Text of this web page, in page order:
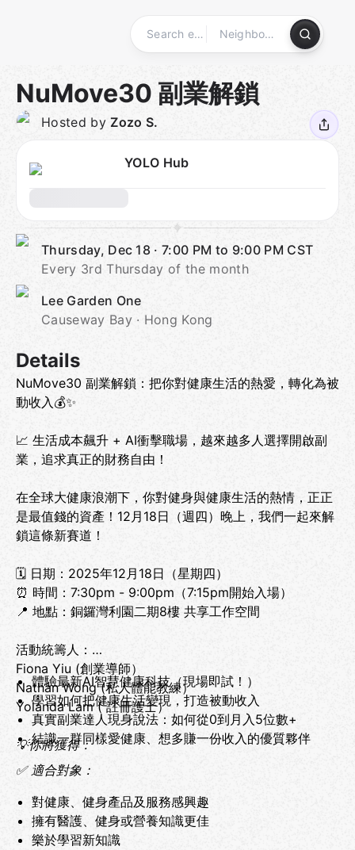
NuMove30 副業解鎖
Hosted byZozo S.
YOLO Hub
Thursday, Dec 18 ·7:00 PM to 9:00 PM CST
Every 3rd Thursday of the month
Lee Garden One
Causeway Bay · Hong Kong
Details
NuMove30 副業解鎖：把你對健康生活的熱愛，轉化為被
動收入💰✨
📈 生活成本飆升 + AI衝擊職場，越來越多人選擇開啟副
業，追求真正的財務自由！
在全球大健康浪潮下，你對健身與健康生活的熱情，正正
是最值錢的資產！12月18日（週四）晚上，我們一起來解
鎖這條新賽道！
🗓 日期：2025年12月18日（星期四）
⏰ 時間：7:30pm - 9:00pm（7:15pm開始入場）
📍 地點：銅鑼灣利園二期8樓 共享工作空間
活動統籌人：
Fiona Yiu (創業導師）
Nathan Wong (私人體能教練）
Yolanda Lam ( 註冊護士）
💡你將獲得：
體驗最新AI智慧健康科技（現場即試！）
⁠學習如何把健康生活變現，打造被動收入
⁠真實副業達人現身說法：如何從0到月入5位數+
⁠結識一群同樣愛健康、想多賺一份收入的優質夥伴
✅ 適合對象：
對健康、健身產品及服務感興趣
擁有醫護、健身或營養知識更佳
樂於學習新知識